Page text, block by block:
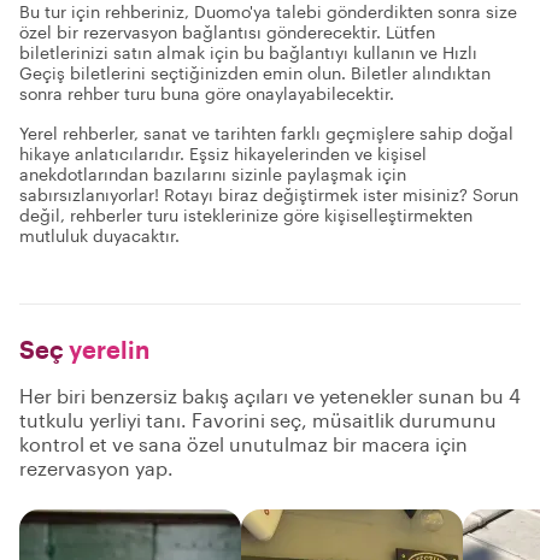
Bu tur için rehberiniz, Duomo'ya talebi gönderdikten sonra size
özel bir rezervasyon bağlantısı gönderecektir. Lütfen
biletlerinizi satın almak için bu bağlantıyı kullanın ve Hızlı
Geçiş biletlerini seçtiğinizden emin olun. Biletler alındıktan
sonra rehber turu buna göre onaylayabilecektir.
Yerel rehberler, sanat ve tarihten farklı geçmişlere sahip doğal
hikaye anlatıcılarıdır. Eşsiz hikayelerinden ve kişisel
anekdotlarından bazılarını sizinle paylaşmak için
sabırsızlanıyorlar! Rotayı biraz değiştirmek ister misiniz? Sorun
değil, rehberler turu isteklerinize göre kişiselleştirmekten
mutluluk duyacaktır.
Seç yerelin
Her biri benzersiz bakış açıları ve yetenekler sunan bu 4
tutkulu yerliyi tanı. Favorini seç, müsaitlik durumunu
kontrol et ve sana özel unutulmaz bir macera için
rezervasyon yap.